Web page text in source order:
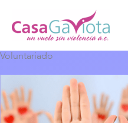
contenido
Voluntariado